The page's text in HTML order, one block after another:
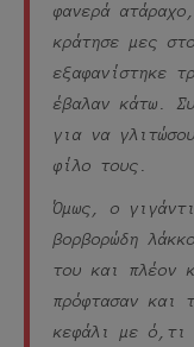
φανερά
κράτησε μες
εξαφανίστηκε
έβαλαν κάτω.
για να
φίλο τους.
Όμως, ο
βορβορώδη
του και πλέον
πρόφτασαν και
κεφάλι με ό,τι